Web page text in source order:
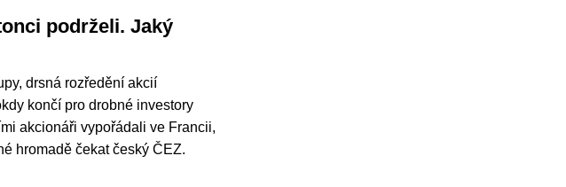
podrželi. Jaký
drsná rozředění akcií
končí pro drobné investory
akcionáři vypořádali ve Francii,
hromadě čekat český ČEZ.